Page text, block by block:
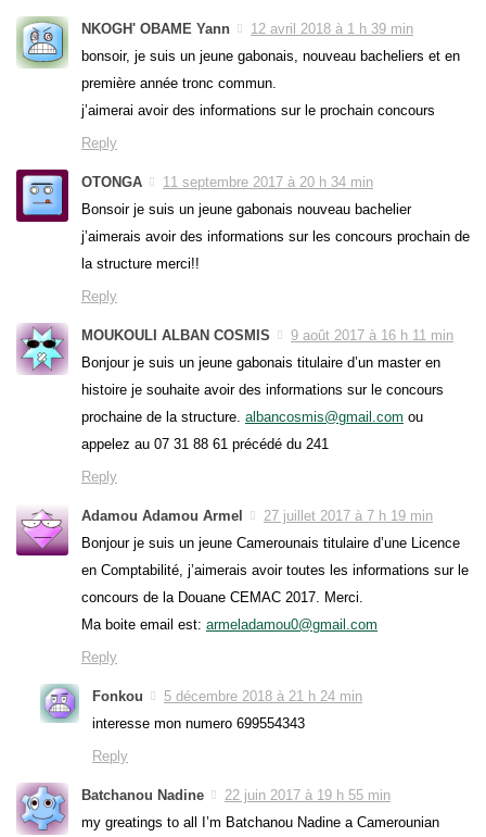
NKOGH' OBAME Yann
12 avril 2018 à 1 h 39 min
bonsoir, je suis un jeune gabonais, nouveau bacheliers et en
première année tronc commun.
j’aimerai avoir des informations sur le prochain concours
Reply
OTONGA
11 septembre 2017 à 20 h 34 min
Bonsoir je suis un jeune gabonais nouveau bachelier
j’aimerais avoir des informations sur les concours prochain de
la structure merci!!
Reply
MOUKOULI ALBAN COSMIS
9 août 2017 à 16 h 11 min
Bonjour je suis un jeune gabonais titulaire d’un master en
histoire je souhaite avoir des informations sur le concours
prochaine de la structure. albancosmis@gmail.com ou
appelez au 07 31 88 61 précédé du 241
Reply
Adamou Adamou Armel
27 juillet 2017 à 7 h 19 min
Bonjour je suis un jeune Camerounais titulaire d’une Licence
en Comptabilité, j’aimerais avoir toutes les informations sur le
concours de la Douane CEMAC 2017. Merci.
Ma boite email est: armeladamou0@gmail.com
Reply
Fonkou
5 décembre 2018 à 21 h 24 min
interesse mon numero 699554343
Reply
Batchanou Nadine
22 juin 2017 à 19 h 55 min
my greatings to all I’m Batchanou Nadine a Camerounian